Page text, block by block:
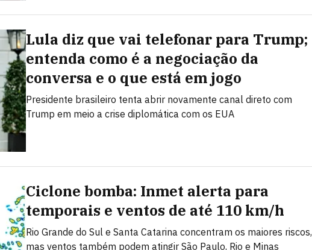
Lula diz que vai telefonar para Trump;
entenda como é a negociação da
conversa e o que está em jogo
Presidente brasileiro tenta abrir novamente canal direto com
Trump em meio a crise diplomática com os EUA
Ciclone bomba: Inmet alerta para
temporais e ventos de até 110 km/h
Rio Grande do Sul e Santa Catarina concentram os maiores riscos,
mas ventos também podem atingir São Paulo, Rio e Minas